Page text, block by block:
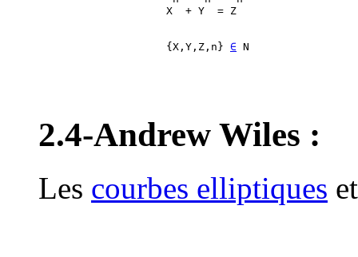
                    {X,Y,Z,n}
∈
2.4-Andrew Wiles :
Les courbes elliptiques